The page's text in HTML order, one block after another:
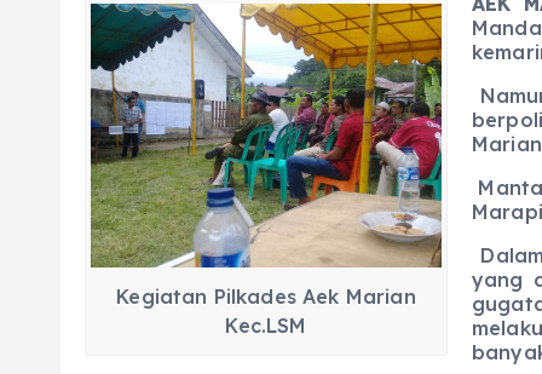
c
e
b
o
o
k
a
ts
A
p
p
e
g
r
a
m
ss
e
n
g
er
ai
l
a
re
Kegiatan Pilkades Aek Marian
Kec.LSM
yang